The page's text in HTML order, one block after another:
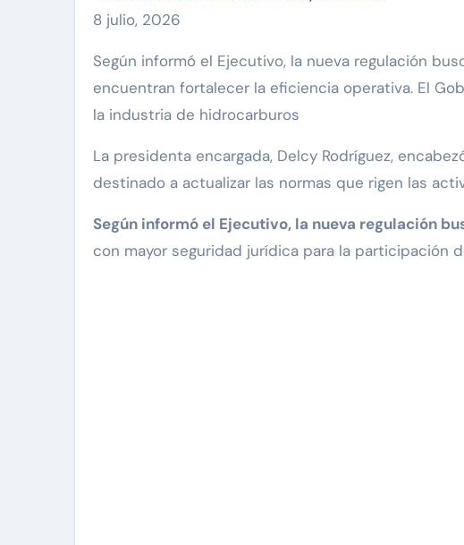
8 julio, 2026
Según informó el Ejecutivo, la nueva regulación busca optimizar las operaciones del sector. Entre los principales objetivos del reglamento se
encuentran fortalecer la eficiencia operativa. El
la industria de hidrocarburos
La presidenta encargada, Delcy Rodríguez,
destinado a actualizar las normas que rigen las
Según informó el Ejecutivo, la nueva regulación
con mayor seguridad jurídica para la participación